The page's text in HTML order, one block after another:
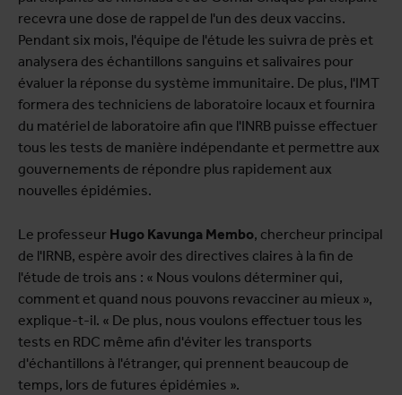
recevra une dose de rappel de l'un des deux vaccins.
Pendant six mois, l'équipe de l'étude les suivra de près et
analysera des échantillons sanguins et salivaires pour
évaluer la réponse du système immunitaire. De plus, l'IMT
formera des techniciens de laboratoire locaux et fournira
du matériel de laboratoire afin que l'INRB puisse effectuer
tous les tests de manière indépendante et permettre aux
gouvernements de répondre plus rapidement aux
nouvelles épidémies.
Le professeur Hugo Kavunga Membo, chercheur principal
de l'IRNB, espère avoir des directives claires à la fin de
l'étude de trois ans : « Nous voulons déterminer qui,
comment et quand nous pouvons revacciner au mieux »,
explique-t-il. « De plus, nous voulons effectuer tous les
tests en RDC même afin d'éviter les transports
d'échantillons à l'étranger, qui prennent beaucoup de
temps, lors de futures épidémies ».